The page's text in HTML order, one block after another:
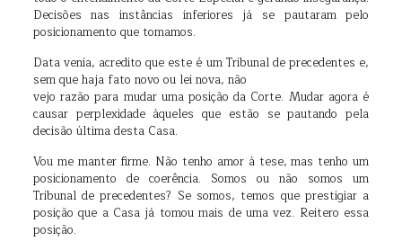
Decisões nas instâncias inferiores já se pautaram pelo
posicionamento que tomamos.
Data venia, acredito que este é um Tribunal de precedentes e,
sem que haja fato novo ou lei nova, não
vejo razão para mudar uma posição da Corte. Mudar agora é
causar perplexidade àqueles que estão se pautando pela
decisão última desta Casa.
Vou me manter firme. Não tenho amor à tese, mas tenho um
posicionamento de coerência. Somos ou não somos um
Tribunal de precedentes? Se somos, temos que prestigiar a
posição que a Casa já tomou mais de uma vez. Reitero essa
posição.